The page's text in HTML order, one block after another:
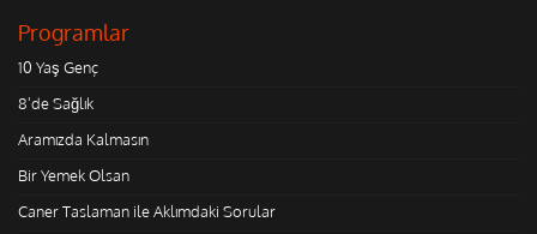
Programlar
10 Yaş Genç
8'de Sağlık
Aramızda Kalmasın
Bir Yemek Olsan
Caner Taslaman ile Aklımdaki Sorular